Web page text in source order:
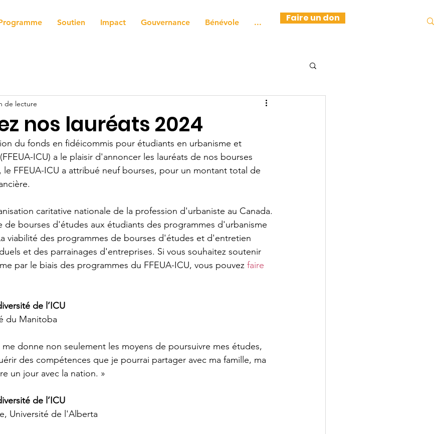
Soutien Impact Gouvernance Bénévole ... Faire un don
nos lauréats 2024
de lecture
du fonds en fidéicommis pour étudiants en urbanisme et
ICU) a le plaisir d'annoncer les lauréats de nos bourses
le FFEUA-ICU a attribué neuf bourses, pour un montant total de
caritative nationale de la profession d'urbaniste au Canada.
de bourses d'études aux étudiants des programmes d'urbanisme
viabilité des programmes de bourses d'études et d'entretien
et des parrainages d'entreprises. Si vous souhaitez soutenir
par le biais des programmes du FFEUA-ICU, vous pouvez faire
de l’ICU
du Manitoba
me donne non seulement les moyens de poursuivre mes études,
des compétences que je pourrai partager avec ma famille, ma
un jour avec la nation. »
de l’ICU
Université de l'Alberta